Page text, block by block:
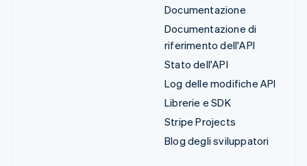
Documentazione
Documentazione di
riferimento dell'API
Stato dell'API
Log delle modifiche API
Librerie e SDK
Stripe Projects
Blog degli sviluppatori